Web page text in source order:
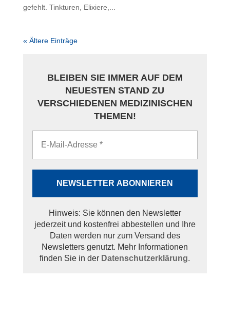
gefehlt. Tinkturen, Elixiere,...
« Ältere Einträge
BLEIBEN SIE IMMER AUF DEM
NEUESTEN STAND ZU
VERSCHIEDENEN MEDIZINISCHEN
THEMEN!
Hinweis: Sie können den Newsletter
jederzeit und kostenfrei abbestellen und Ihre
Daten werden nur zum Versand des
Newsletters genutzt. Mehr Informationen
finden Sie in der Datenschutzerklärung.